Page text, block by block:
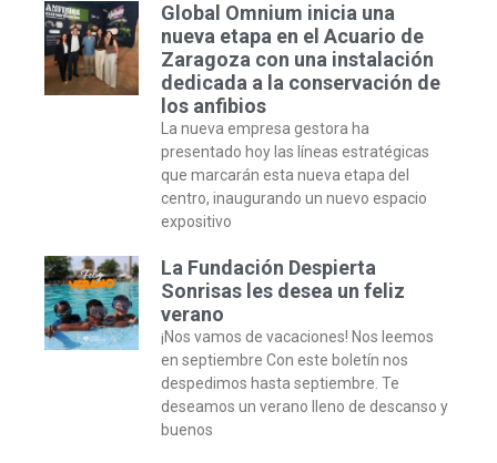
Global Omnium inicia una
nueva etapa en el Acuario de
Zaragoza con una instalación
dedicada a la conservación de
los anfibios
La nueva empresa gestora ha
presentado hoy las líneas estratégicas
que marcarán esta nueva etapa del
centro, inaugurando un nuevo espacio
expositivo
La Fundación Despierta
Sonrisas les desea un feliz
verano
¡Nos vamos de vacaciones! Nos leemos
en septiembre Con este boletín nos
despedimos hasta septiembre. Te
deseamos un verano lleno de descanso y
buenos